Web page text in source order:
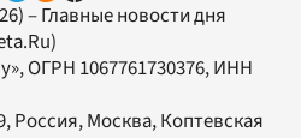
– Главные новости дня
, ОГРН 1067761730376, ИНН
Россия, Москва, Коптевская